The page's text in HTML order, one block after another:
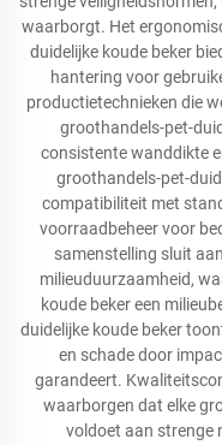
waarborgt. Het
duidelijke koude beker
hantering voor
productietechnieken die
groothandels-pet-
consistente wanddikte
groothandels-pet-
compatibiliteit met
voorraadbeheer voor
samenstelling sluit
milieuduurzaamheid,
koude beker een
duidelijke koude beker
en schade door
garandeert.
waarborgen dat elke
voldoet aan strenge